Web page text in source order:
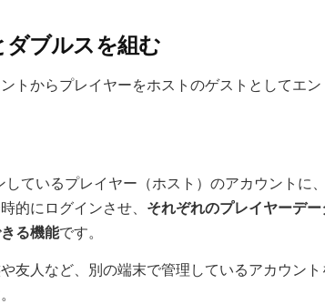
ブルスを組む
トからプレイヤーをホストのゲストとしてエ
ているプレイヤー（ホスト）のアカウントに
的にログインさせ、 それぞれのプレイヤーデ
る機能です。
友人など、別の端末で管理しているアカウン